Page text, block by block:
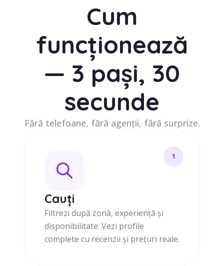
Cum
funcționează
— 3 pași, 30
secunde
Fără telefoane, fără agenții, fără surprize.
1
Cauți
Filtrezi după zonă, experiență și
disponibilitate. Vezi profile
complete cu recenzii și prețuri reale.